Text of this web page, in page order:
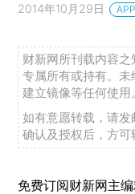
2014年10月29日
财新网所刊载内容
专属所有或持有。
建立镜像等任何使用。
如有意愿转载，请发
确认及授权后，方可
免费订阅财新网主